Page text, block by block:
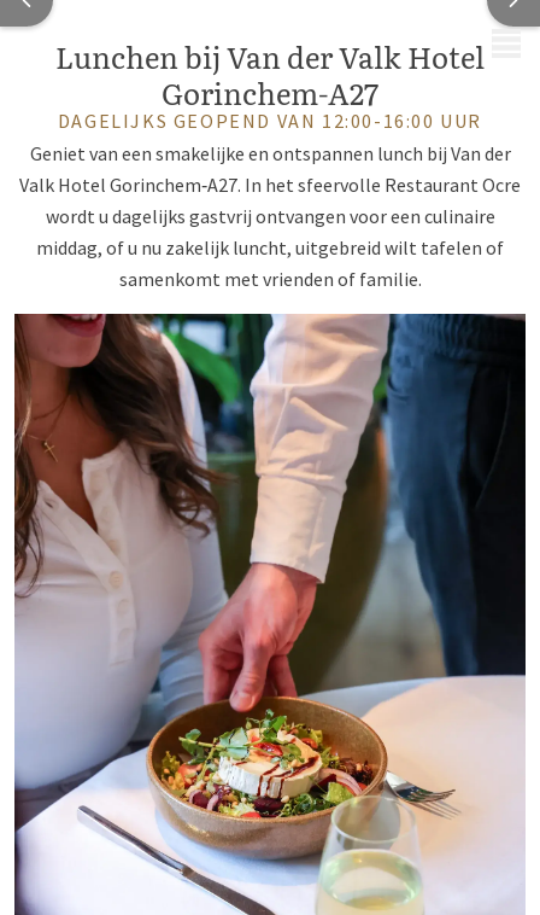
Lunchen bij Van der Valk Hotel
Gorinchem-A27
DAGELIJKS GEOPEND VAN 12:00-16:00 UUR
Geniet van een smakelijke en ontspannen lunch bij Van der
Valk Hotel Gorinchem‑A27. In het sfeervolle Restaurant Ocre
wordt u dagelijks gastvrij ontvangen voor een culinaire
middag, of u nu zakelijk luncht, uitgebreid wilt tafelen of
samenkomt met vrienden of familie.